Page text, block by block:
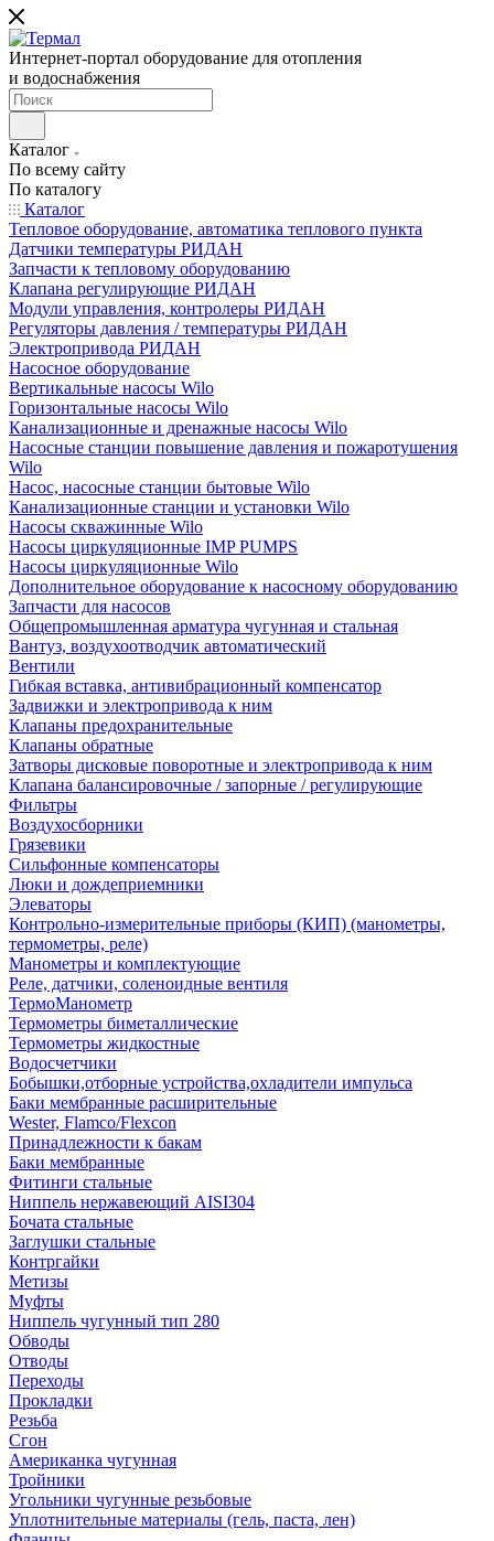
Интернет-портал оборудование для отопления
и водоснабжения
Каталог
По всему сайту
По каталогу
Каталог
Тепловое оборудование, автоматика теплового пункта
Датчики температуры РИДАН
Запчасти к тепловому оборудованию
Клапана регулирующие РИДАН
Модули управления, контролеры РИДАН
Регуляторы давления / температуры РИДАН
Электропривода РИДАН
Насосное оборудование
Вертикальные насосы Wilo
Горизонтальные насосы Wilo
Канализационные и дренажные насосы Wilo
Насосные станции повышение давления и пожаротушения
Wilo
Насос, насосные станции бытовые Wilo
Канализационные станции и установки Wilo
Насосы скважинные Wilo
Насосы циркуляционные IMP PUMPS
Насосы циркуляционные Wilo
Дополнительное оборудование к насосному оборудованию
Запчасти для насосов
Общепромышленная арматура чугунная и стальная
Вантуз, воздухоотводчик автоматический
Вентили
Гибкая вставка, антивибрационный компенсатор
Задвижки и электропривода к ним
Клапаны предохранительные
Клапаны обратные
Затворы дисковые поворотные и электропривода к ним
Клапана балансировочные / запорные / регулирующие
Фильтры
Воздухосборники
Грязевики
Сильфонные компенсаторы
Люки и дождеприемники
Элеваторы
Контрольно-измерительные приборы (КИП) (манометры,
термометры, реле)
Манометры и комплектующие
Реле, датчики, соленоидные вентиля
ТермоМанометр
Термометры биметаллические
Термометры жидкостные
Водосчетчики
Бобышки,отборные устройства,охладители импульса
Баки мембранные расширительные
Wester, Flamco/Flexcon
Принадлежности к бакам
Баки мембранные
Фитинги стальные
Ниппель нержавеющий AISI304
Бочата стальные
Заглушки стальные
Контргайки
Метизы
Муфты
Ниппель чугунный тип 280
Обводы
Отводы
Переходы
Прокладки
Резьба
Сгон
Американка чугунная
Тройники
Угольники чугунные резьбовые
Уплотнительные материалы (гель, паста, лен)